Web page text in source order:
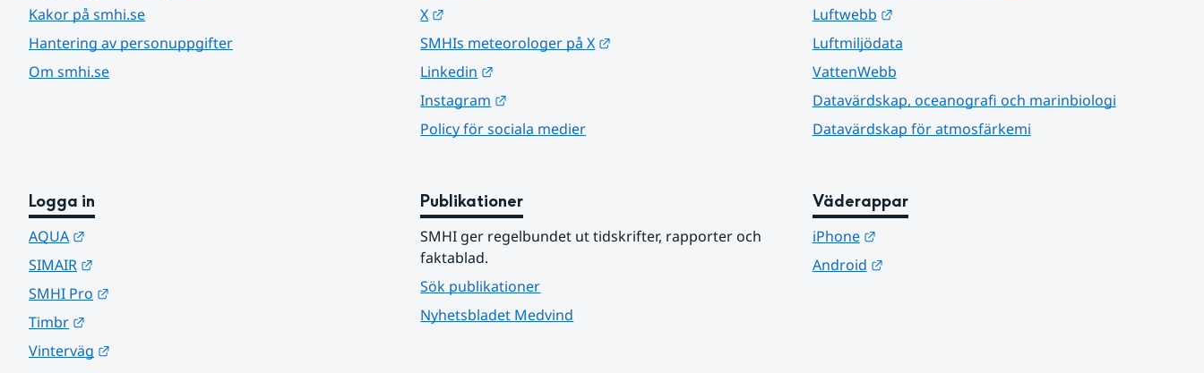
Kakor på smhi.se
Hantering av personuppgifter
Om smhi.se
X
SMHIs meteorologer på X
Linkedin
Instagram
Policy för sociala medier
Luftwebb
Länk till annan webbplats.
Luftmiljödata
VattenWebb
Datavärdskap, oceanografi och marinbiologi
Datavärdskap för atmosfärkemi
Logga in
AQUA
SIMAIR
SMHI Pro
Timbr
Vinterväg
Publikationer
SMHI ger regelbundet ut tidskrifter, rapporter och
faktablad.
Sök publikationer
Nyhetsbladet Medvind
Väderappar
iPhone
Länk till annan webbplats.
Android
Länk till annan webbplats.